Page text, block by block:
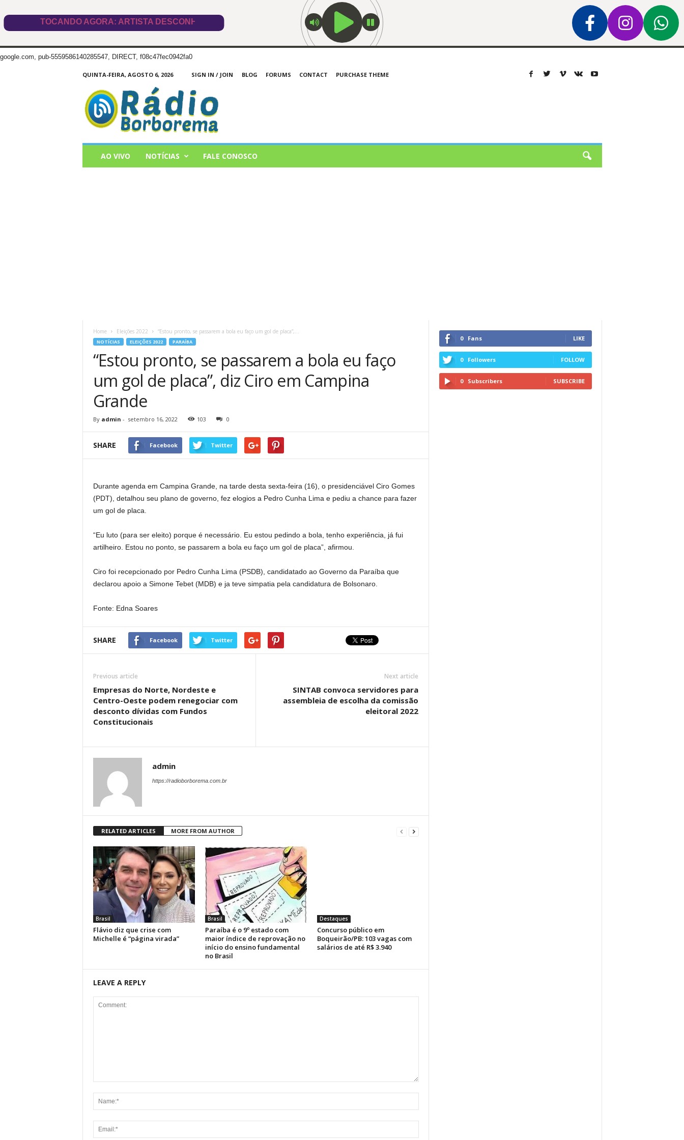
google.com, pub-5559586140285547, DIRECT, f08c47fec0942fa0
QUINTA-FEIRA, AGOSTO 6, 2026 SIGN IN / JOIN BLOG FORUMS CONTACT
PURCHASE THEME
Borborema
AO VIVO NOTÍCIAS FALE CONOSCO
Home Eleições 2022 “Estou pronto, se passarem a bola eu faço um gol de placa”,...
NOTÍCIAS ELEIÇÕES 2022 PARAÍBA
“Estou pronto, se passarem a bola eu faço
um gol de placa”, diz Ciro em Campina
Grande
By admin - setembro 16, 2022 103 0
SHARE Facebook Twitter
Durante agenda em Campina Grande, na tarde desta sexta-feira (16), o presidenciável Ciro Gomes
(PDT), detalhou seu plano de governo, fez elogios a Pedro Cunha Lima e pediu a chance para fazer
um gol de placa.
“Eu luto (para ser eleito) porque é necessário. Eu estou pedindo a bola, tenho experiência, já fui
artilheiro. Estou no ponto, se passarem a bola eu faço um gol de placa”, afirmou.
Ciro foi recepcionado por Pedro Cunha Lima (PSDB), candidatado ao Governo da Paraíba que
declarou apoio a Simone Tebet (MDB) e ja teve simpatia pela candidatura de Bolsonaro.
Fonte: Edna Soares
SHARE Facebook Twitter
Previous article
Empresas do Norte, Nordeste e
Centro-Oeste podem renegociar com
desconto dívidas com Fundos
Constitucionais
Next article
SINTAB convoca servidores para
assembleia de escolha da comissão
eleitoral 2022
admin
https://radioborborema.com.br
RELATED ARTICLES MORE FROM AUTHOR
Brasil
Flávio diz que crise com
Michelle é “página virada”
Brasil
Paraíba é o 9º estado com
maior índice de reprovação no
início do ensino fundamental
no Brasil
Destaques
Concurso público em
Boqueirão/PB: 103 vagas com
salários de até R$ 3.940
LEAVE A REPLY
0 Fans LIKE
0 Followers FOLLOW
0 Subscribers SUBSCRIBE